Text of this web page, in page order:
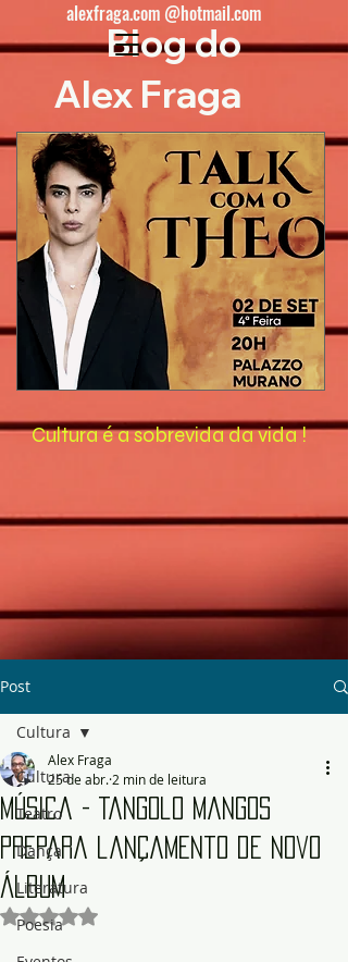
Cultura é a sobrevida da vida !
Blog do
Alex Fraga
alexfraga.com @hotmail.com
Post
Cultura
Teatro
Dança
Literatura
Poesia
Cultura
Música - Tangolo Mangos
prepara lançamento de novo
álbum
Alex Fraga
25 de abr. 2 min de leitura
Avaliado com NaN de 5 estrelas.